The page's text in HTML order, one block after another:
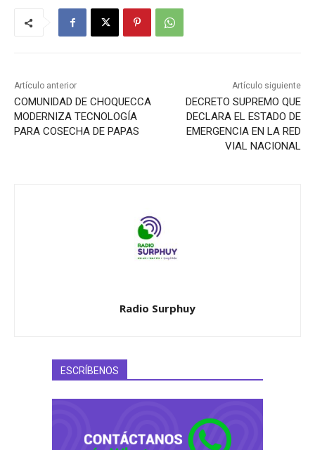
Artículo anterior
COMUNIDAD DE CHOQUECCA
MODERNIZA TECNOLOGÍA
PARA COSECHA DE PAPAS
Artículo siguiente
DECRETO SUPREMO QUE
DECLARA EL ESTADO DE
EMERGENCIA EN LA RED
VIAL NACIONAL
Radio Surphuy
ESCRÍBENOS